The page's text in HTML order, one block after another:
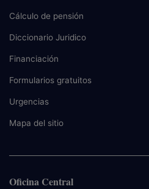
Cálculo de pensión
Diccionario Juridico
Financiación
Formularios gratuitos
Urgencias
Mapa del sitio
Oficina Central